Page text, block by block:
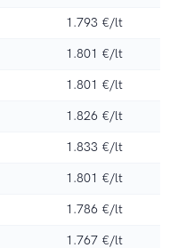
1.793 €/lt
1.801 €/lt
1.801 €/lt
1.826 €/lt
1.833 €/lt
1.801 €/lt
1.786 €/lt
1.767 €/lt